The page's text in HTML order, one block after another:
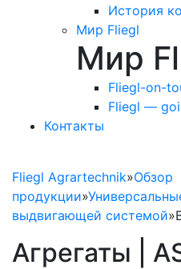
История
Мир Fliegl
Мир
Fliegl-on-
Fliegl —
Контакты
Полуприцеп со
Fliegl Agrartechnik»Обзор
продукции»
выдвигающей системой»
Агрегаты |